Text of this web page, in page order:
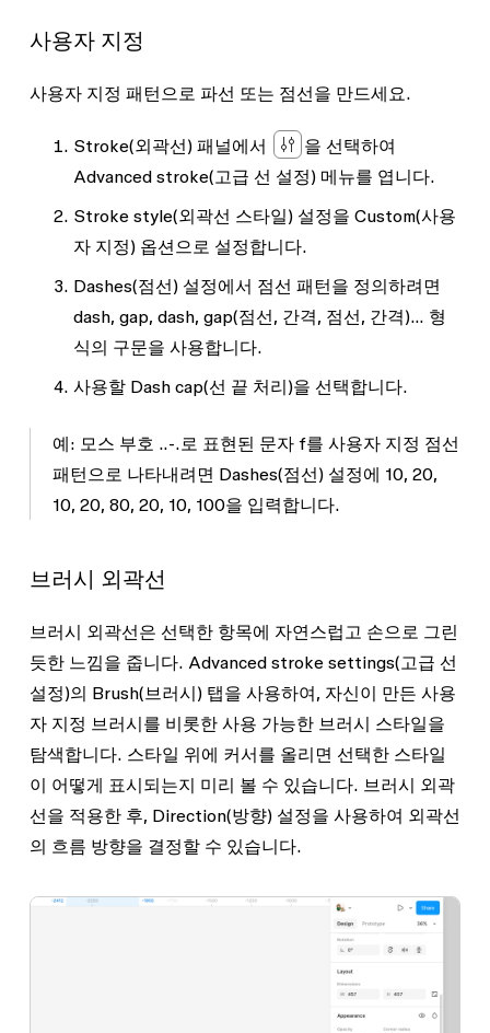
사용자 지정
사용자 지정 패턴으로 파선 또는 점선을 만드세요.
Stroke(외곽선) 패널에서
을 선택하여
Advanced stroke(고급 선 설정) 메뉴를 엽니다.
Stroke style(외곽선 스타일) 설정을 Custom(사용
자 지정) 옵션으로 설정합니다.
Dashes(점선) 설정에서 점선 패턴을 정의하려면
dash, gap, dash, gap(점선, 간격, 점선, 간격)... 형
식의 구문을 사용합니다.
사용할 Dash cap(선 끝 처리)을 선택합니다.
예: 모스 부호 ..-.로 표현된 문자 f를 사용자 지정 점선
패턴으로 나타내려면 Dashes(점선) 설정에 10, 20,
10, 20, 80, 20, 10, 100을 입력합니다.
브러시 외곽선
브러시 외곽선은 선택한 항목에 자연스럽고 손으로 그린
듯한 느낌을 줍니다. Advanced stroke settings(고급 선
설정)의 Brush(브러시) 탭을 사용하여, 자신이 만든 사용
자 지정 브러시를 비롯한 사용 가능한 브러시 스타일을
탐색합니다. 스타일 위에 커서를 올리면 선택한 스타일
이 어떻게 표시되는지 미리 볼 수 있습니다. 브러시 외곽
선을 적용한 후, Direction(방향) 설정을 사용하여 외곽선
의 흐름 방향을 결정할 수 있습니다.